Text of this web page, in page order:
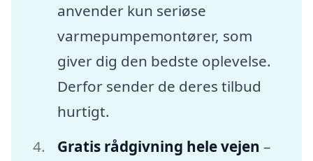
anvender kun seriøse
varmepumpemontører, som
giver dig den bedste oplevelse.
Derfor sender de deres tilbud
hurtigt.
Gratis rådgivning hele vejen –